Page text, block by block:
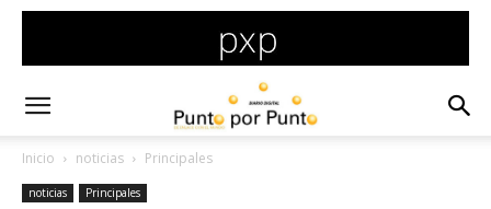
Inicio noticias Principales
noticias Principales